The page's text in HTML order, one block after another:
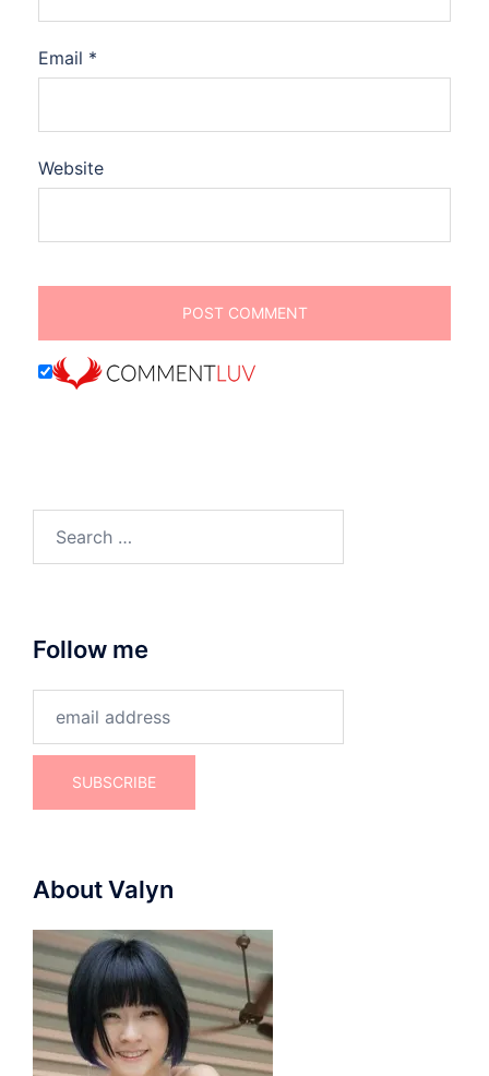
Email *
Website
Follow me
About Valyn